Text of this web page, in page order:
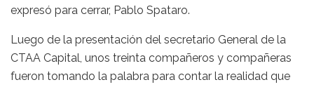
expresó para cerrar, Pablo Spataro.
Luego de la presentación del secretario General de la
CTAA Capital, unos treinta compañeros y compañeras
fueron tomando la palabra para contar la realidad que